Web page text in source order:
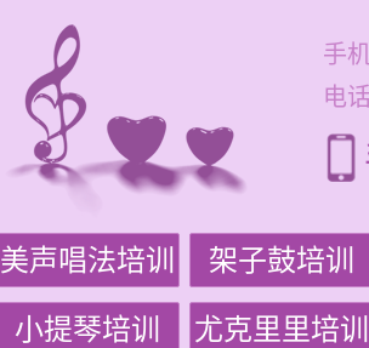
手
电
美声唱法培训 架子鼓培训
小提琴培训 尤克里里培训